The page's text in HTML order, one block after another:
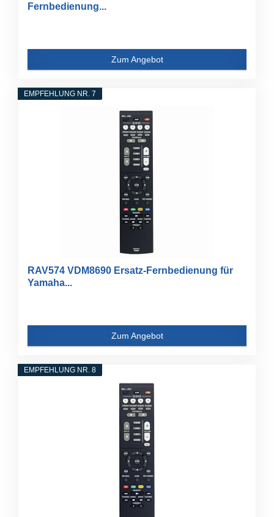
Fernbedienung...
Zum Angebot
EMPFEHLUNG NR. 7
RAV574 VDM8690 Ersatz-Fernbedienung für
Yamaha...
Zum Angebot
EMPFEHLUNG NR. 8